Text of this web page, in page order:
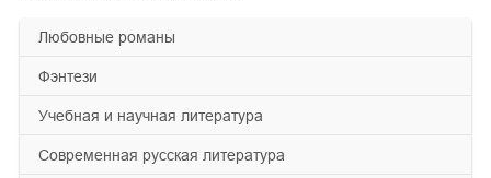
любовные романы
фэнтези
учебная и научная литература
современная русская литература